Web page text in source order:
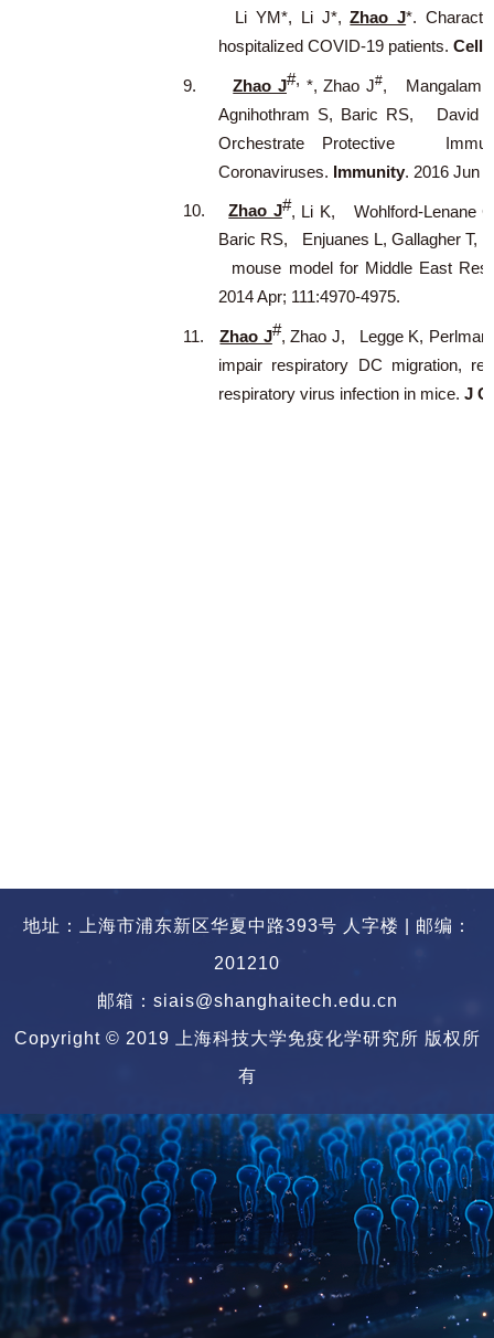
Li YM*, Li J*,Zhao J*.
hospitalized COVID-19 patients. Cell
9. Zhao J#, *, Zhao J#, Mangalam
Agnihothram S, Baric RS, David
Orchestrate Protective
Coronaviruses. Immunity. 2016 Jun
10. Zhao J#, Li K, Wohlford-Lenane
Baric RS, Enjuanes L, Gallagher T,
mouse model for Middle East
2014 Apr; 111:4970-4975.
11. Zhao J#, Zhao J, Legge K, Perlman
impair respiratory DC migration,
respiratory virus infection in mice. J
地址：上海市浦东新区华夏中路393号 人字楼 | 邮编：
201210
邮箱：siais@shanghaitech.edu.cn
Copyright © 2019 上海科技大学免疫化学研究所 版权所
有